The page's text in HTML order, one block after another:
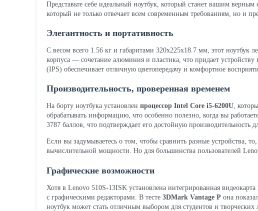
Представьте себе идеальный ноутбук, который станет вашим
который не только отвечает всем современным требованиям, но и
Элегантность и портативность
С весом всего 1.56 кг и габаритами 320х225х18.7 мм, этот ноутбук
корпуса — сочетание алюминия и пластика, что придает
(IPS) обеспечивает отличную цветопередачу и комфортное
Производительность, проверенная временем
На борту ноутбука установлен процессор Intel Core i5-6200U,
обрабатывать информацию, что особенно полезно, когда вы
3787 баллов, что подтверждает его достойную
Если вы задумываетесь о том, чтобы сравнить разные устройства,
вычислительной мощности. Но для большинства пользователей
Графические возможности
Хотя в Lenovo 510S-13ISK установлена интегрированная видеокарта
с графическими редакторами. В тесте 3DMark Vantage P она
ноутбук может стать отличным выбором для студентов и творческих